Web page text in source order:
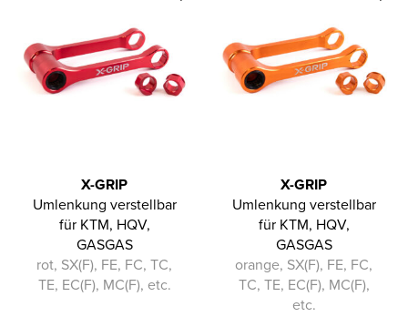
X-GRIP
Umlenkung verstellbar
für KTM, HQV,
GASGAS
rot, SX(F), FE, FC, TC,
TE, EC(F), MC(F), etc.
X-GRIP
Umlenkung verstellbar
für KTM, HQV,
GASGAS
orange, SX(F), FE, FC,
TC, TE, EC(F), MC(F),
etc.